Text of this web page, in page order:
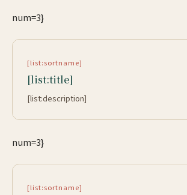
num=3}
[list:sortname]
[list:title]
[list:description]
num=3}
[list:sortname]